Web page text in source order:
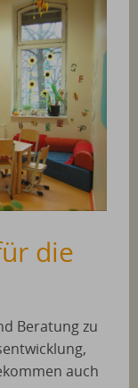
die
Beratung zu
auch